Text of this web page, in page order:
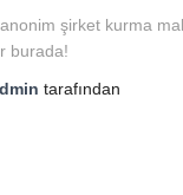
anonim şirket kurma
burada!
tarafından